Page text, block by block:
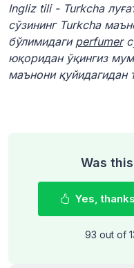
Ingliz tili - Turkcha
сўзининг Turkcha
бўлимидаги perfumer
юқоридан ўқингиз
маънони қуйидагидан
Was
Yes,
93 out of